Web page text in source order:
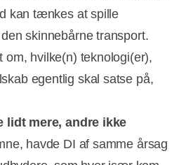
kan tænkes at spille
skinnebårne transport.
om, hvilke(n) teknologi(er),
egentlig skal satse på,
lidt mere, andre ikke
havde DI af samme årsag